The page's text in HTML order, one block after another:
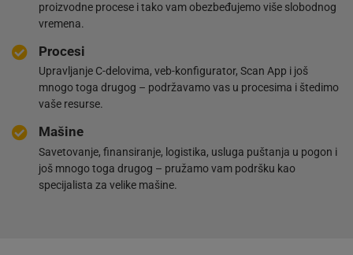
proizvodne procese i tako vam obezbeđujemo više slobodnog
vremena.
Procesi
Upravljanje C-delovima, veb-konfigurator, Scan App i još
mnogo toga drugog – podržavamo vas u procesima i štedimo
vaše resurse.
Mašine
Savetovanje, finansiranje, logistika, usluga puštanja u pogon i
još mnogo toga drugog – pružamo vam podršku kao
specijalista za velike mašine.